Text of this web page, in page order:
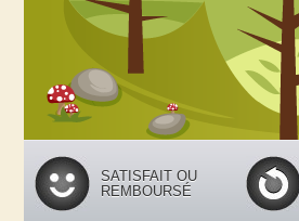
SATISFAIT OU
REMBOURSÉ